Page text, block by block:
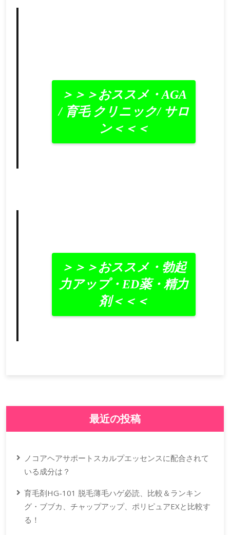
＞＞＞おススメ・AGA
/ 育毛 クリニック/ サロ
ン＜＜＜
＞＞＞おススメ・勃起
力アップ・ED薬・精力
剤＜＜＜
最近の投稿
ノコアヘアサポートスカルプエッセンスに配合されて
いる成分は？
育毛剤HG-101 脱毛薄毛ハゲ必読、比較＆ランキン
グ・ブブカ、チャップアップ、ポリピュアEXと比較す
る！